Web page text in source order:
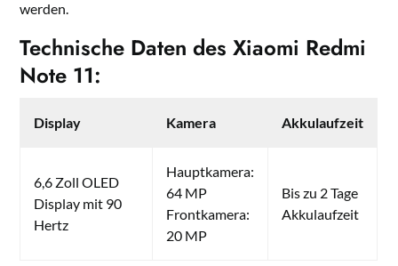
werden.
Technische Daten des Xiaomi Redmi
Note 11:
Display Kamera Akkulaufzeit
6,6 Zoll OLED
Display mit 90
Hertz
Hauptkamera:
64 MP
Frontkamera:
20 MP
Bis zu 2 Tage
Akkulaufzeit